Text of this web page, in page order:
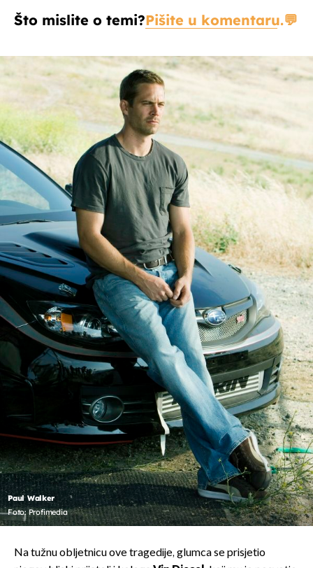
Što mislite o temi?Pišite u komentaru.
Paul Walker
Foto: Profimedia
Na tužnu obljetnicu ove tragedije, glumca se prisjetio